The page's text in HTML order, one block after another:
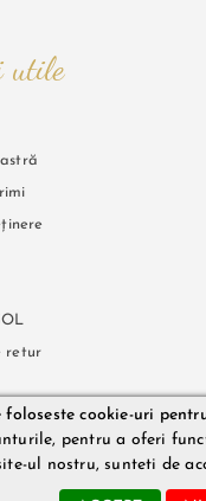
retur
foloseste cookie-uri
pentru a oferi
ul nostru, sunteti de